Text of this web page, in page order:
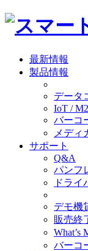
最新情報
製品情報
データ
IoT /
バーコ
メディ
サポート
Q&A
パンフ
ドライ
デモ機
販売終
What’s
バーコ